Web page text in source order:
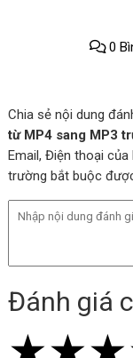
0
Chia sẻ nội dung
từ MP4 sang MP3
Email, Điện thoại
trường bắt buộc
Đánh giá